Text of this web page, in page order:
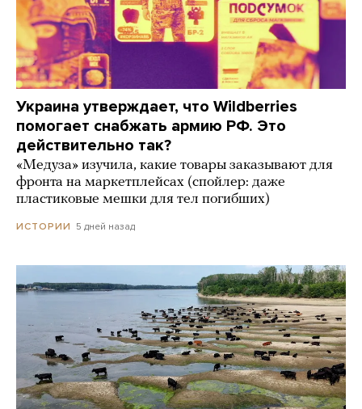
Украина утверждает, что Wildberries
помогает снабжать армию РФ. Это
действительно так?
«Медуза» изучила, какие товары заказывают для
фронта на маркетплейсах (спойлер: даже
пластиковые мешки для тел погибших)
ИСТОРИИ 5 дней назад